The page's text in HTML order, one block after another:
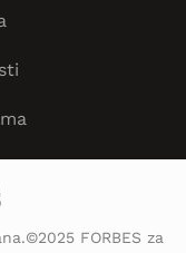
FORBES za